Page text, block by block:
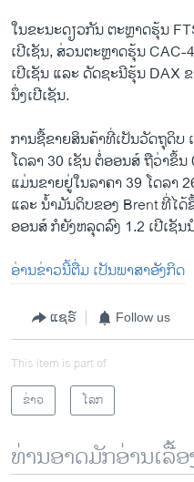
ໃນຂະນະດຽວກັນ ຕະຫຼາດຮຸ້ນ
ເປີເຊັນ, ສ່ວນຕະຫຼາດຮຸ້ນ
ເປີເຊັນ ແລະ ດັດຊະນີຮຸ້ນ DAX
ນຶ່ງເປີເຊັນ.
ການຊື້ຂາຍສິນຄ້າທີ່ເປັນວັດຖຸດິບ
ໂດລາ 30 ເຊັນ ຕໍ່ອອນສ໌ ຖືວ່າຂຶ້
ແມ່ນຂາຍຢູ່ໃນລາຄາ 39 ໂດລາ
ແລະ ນ້ຳມັນດິບຂອງ Brent ທີ່ໄດ້
ອອນສ໌ ກໍຍັງຫລຸດລົງ 1.2 ເປີເຊັນ
ອ່ານຂ່າວນີ້ຕື່ມ ເປັນພາສາອັງກິດ
ແຊຣ໌ Follow us
This item is part of
ຂ່າວ
ໂລກ
ທ່ານອາດມັກອ່ານເລື້